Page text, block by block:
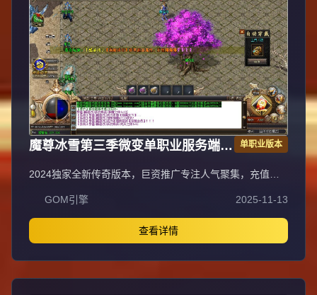
魔尊冰雪第三季微变单职业服务端
GOM引擎
单职业版本
2024独家全新传奇版本，巨资推广专注人气聚集，充值比
（10:30/13:30/16:30/19:30/22:30），新区火爆人气爆棚。
全装备怪物爆率无保留，物品来源完全透明，公平爆装系
统；重金定制GK反外挂系统，全面封禁外挂/加速/辅助，打
造绿色公平环境。每日五区连开人气霸屏，次日合区第三天
统一攻沙，激情PK体验。装备全靠野外爆出无商城售卖，
GOM引擎 2025-11-13
查看详情